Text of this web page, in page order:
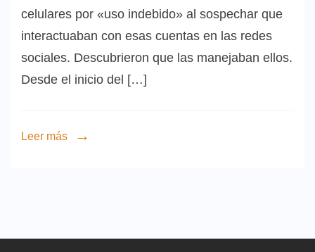
celulares por «uso indebido» al sospechar que
interactuaban con esas cuentas en las redes
sociales. Descubrieron que las manejaban ellos.
Desde el inicio del […]
Leer más